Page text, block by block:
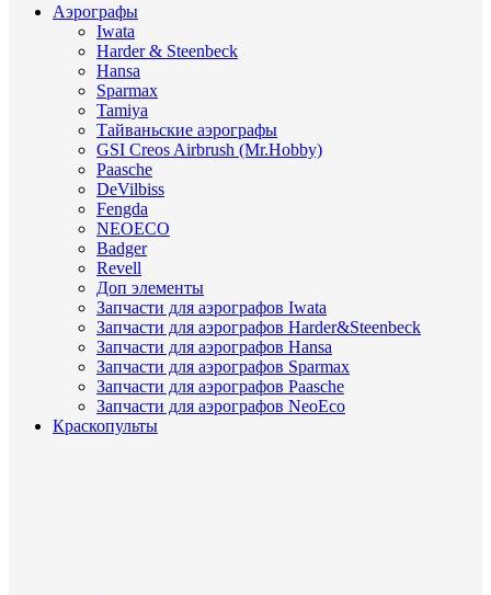
Аэрографы
Iwata
Harder & Steenbeck
Hansa
Sparmax
Tamiya
Тайваньские аэрографы
GSI Creos Airbrush (Mr.Hobby)
Paasche
DeVilbiss
Fengda
NEOECO
Badger
Revell
Доп элементы
Запчасти для аэрографов Iwata
Запчасти для аэрографов Harder&Steenbeck
Запчасти для аэрографов Hansa
Запчасти для аэрографов Sparmax
Запчасти для аэрографов Paasche
Запчасти для аэрографов NeoEco
Краскопульты